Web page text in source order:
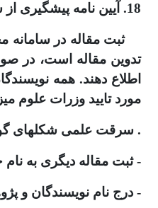
18. آیین نامه پیشگیری از سرقت و تقلب علمی
ثبت مقاله در سامانه
اطلاع دهند. همه
مورد تایید وزرات علوم
. سرقت علمی شکل­های
- ثبت مقاله دیگری به نام
- درج نام نویسندگان و